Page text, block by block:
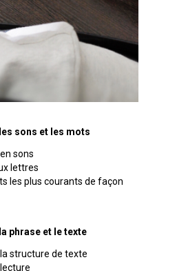
sons et les mots
sons
lettres
les plus courants de façon
phrase et le texte
structure de texte